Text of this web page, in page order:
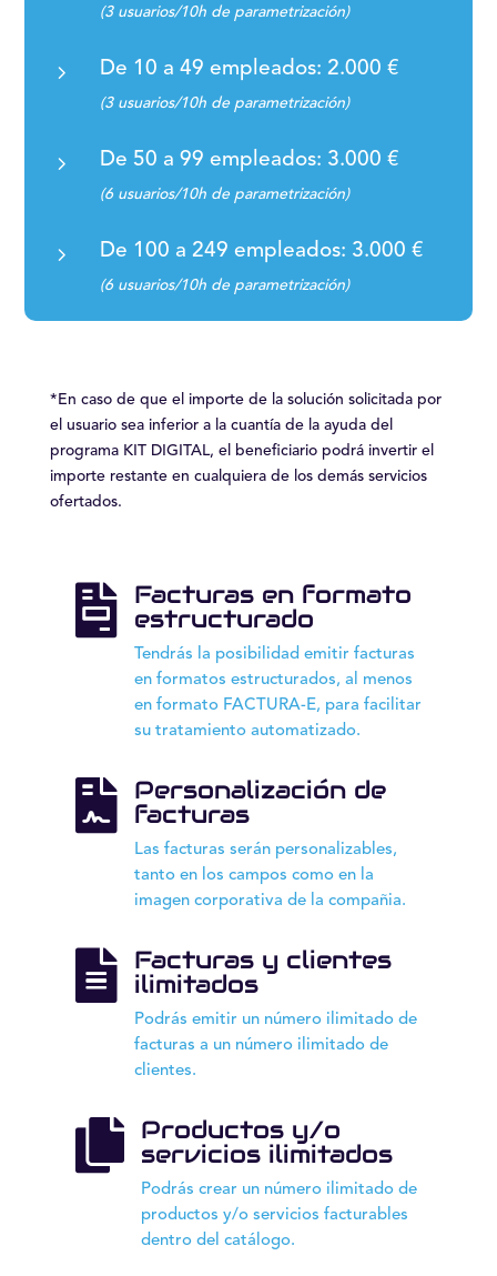
(3 usuarios/10h de parametrización)
5 De 10 a 49 empleados: 2.000 €
(3 usuarios/10h de parametrización)
5 De 50 a 99 empleados: 3.000 €
(6 usuarios/10h de parametrización)
5 De 100 a 249 empleados: 3.000 €
(6 usuarios/10h de parametrización)
*En caso de que el importe de la solución solicitada por
el usuario sea inferior a la cuantía de la ayuda del
programa KIT DIGITAL, el beneficiario podrá invertir el
importe restante en cualquiera de los demás servicios
ofertados.
 Facturas en formato
estructurado
Tendrás la posibilidad emitir facturas
en formatos estructurados, al menos
en formato FACTURA-E, para facilitar
su tratamiento automatizado.
 Personalización de
facturas
Las facturas serán personalizables,
tanto en los campos como en la
imagen corporativa de la compañia.
 Facturas y clientes
ilimitados
Podrás emitir un número ilimitado de
facturas a un número ilimitado de
clientes.
 Productos y/o
servicios ilimitados
Podrás crear un número ilimitado de
productos y/o servicios facturables
dentro del catálogo.